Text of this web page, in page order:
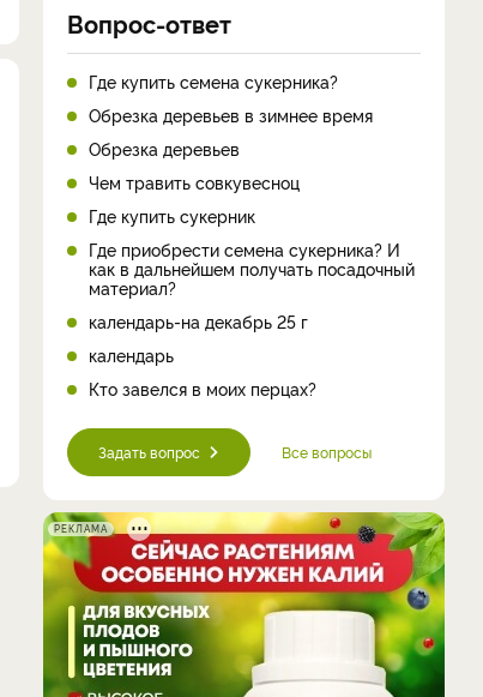
Вопрос-ответ
Где купить семена сукерника?
Обрезка деревьев в зимнее время
Обрезка деревьев
Чем травить совкувесноц
Где купить сукерник
Где приобрести семена сукерника? И
как в дальнейшем получать посадочный
материал?
календарь-на декабрь 25 г
календарь
Кто завелся в моих перцах?
Задать вопрос Все вопросы
РЕКЛАМА